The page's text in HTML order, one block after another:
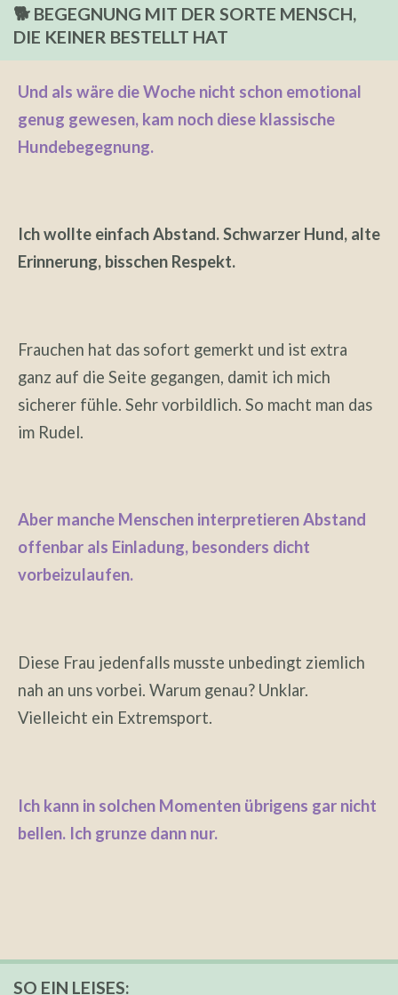
🐕 BEGEGNUNG MIT DER SORTE MENSCH,
DIE KEINER BESTELLT HAT
Und als wäre die Woche nicht schon emotional
genug gewesen, kam noch diese klassische
Hundebegegnung.
Ich wollte einfach Abstand. Schwarzer Hund, alte
Erinnerung, bisschen Respekt.
Frauchen hat das sofort gemerkt und ist extra
ganz auf die Seite gegangen, damit ich mich
sicherer fühle. Sehr vorbildlich. So macht man das
im Rudel.
Aber manche Menschen interpretieren Abstand
offenbar als Einladung, besonders dicht
vorbeizulaufen.
Diese Frau jedenfalls musste unbedingt ziemlich
nah an uns vorbei. Warum genau? Unklar.
Vielleicht ein Extremsport.
Ich kann in solchen Momenten übrigens gar nicht
bellen. Ich grunze dann nur.
SO EIN LEISES: